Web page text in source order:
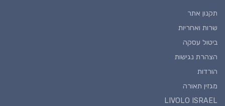
תקנון אתר
שרות ואחריות
ביטול עסקה
הצהרת נגישות
הורדות
מגזין תאורה
LIVOLO ISRAEL